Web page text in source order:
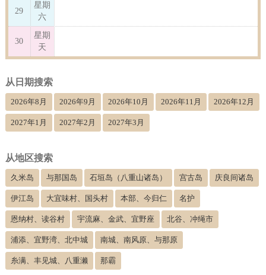
29
星期
六
30
星期
天
从日期搜索
2026年8月 2026年9月 2026年10月 2026年11月 2026年12月
2027年1月 2027年2月 2027年3月
从地区搜索
久米岛 与那国岛 石垣岛（八重山诸岛） 宫古岛 庆良间诸岛
伊江岛 大宜味村、国头村 本部、今归仁 名护
恩纳村、读谷村 宇流麻、金武、宜野座 北谷、冲绳市
浦添、宜野湾、北中城 南城、南风原、与那原
糸满、丰见城、八重濑 那霸